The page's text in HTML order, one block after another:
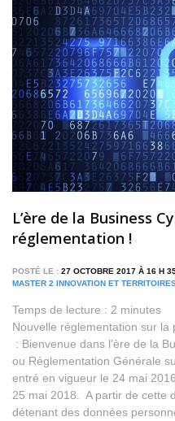
L’ère de la Business
réglementation !
POSTÉ LE : 27 OCTOBRE 2017 À 16 H
MASTER 2 INNOVATION ET
Temps de lecture : 2 minutes
Nouvelle réglementation sur la
: Bienvenue dans l’ère de la
ou Réglementation Générale
entré en vigueur le 24 mai
25 mai 2018. A partir de cette
détenant des données